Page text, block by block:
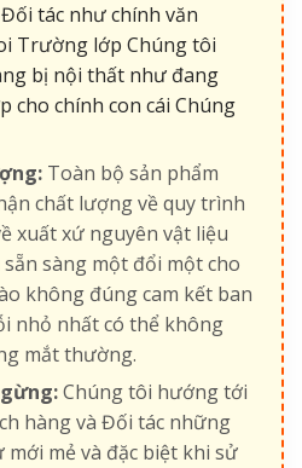
tác như chính văn
Trường lớp Chúng tôi
bị nội thất như đang
cho chính con cái Chúng
Toàn bộ sản phẩm
chất lượng về quy trình
xuất xứ nguyên vật liệu
sàng một đổi một cho
không đúng cam kết ban
nhỏ nhất có thể không
mắt thường.
Chúng tôi hướng tới
hàng và Đối tác những
mẻ và đặc biệt khi sử